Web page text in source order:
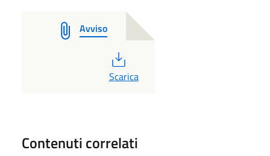
Avviso
PDF
Scarica
Contenuti correlati